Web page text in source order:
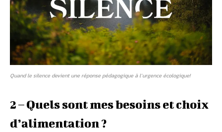
Quand le silence devient une réponse pédagogique à l’urgence écologique!
2 – Quels sont mes besoins et choix
d’alimentation ?